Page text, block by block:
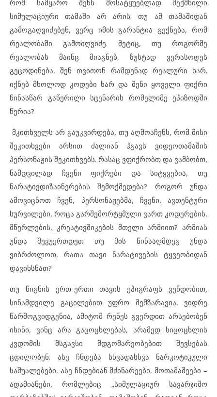
რომ სამყარო შენს მოსატყუებლად შექმნილი
სიმულაციური თამაში არ არის. თუ ამ თამაშიდან
გამოგაღვიძებენ, ვერც იმის გარანტია გექნება, რომ
რეალობაში გამოიღვიძე. მეტიც, თუ როგორმე
რეალობას მაინც მიაგნებ, ზუსტად ვერასოდეს
გეცოდინება, შენ თვითონ რამდენად რეალური ხარ.
იქნებ მხოლოდ კოდები ხარ და შენი ყოველი ფიქრი
წინასწარ გაწერილი სცენარის რომელიმე ეპიზოდში
წერია?
მკითხველს არ გაუკვირდება, თუ აღმოაჩენს, რომ მისი
შეკითხვები არსით ძალიან ჰგავს ვიდეოთამაშის
პერსონაჟის შეკითხვებს. რასაც ვფიქრობთ და ვამბობთ,
ნამდვილად ჩვენი ფიქრები და სიტყვებია, თუ
ნარატივდიზაინერების შემოქმედება? როგორ უნდა
ამოვიცნოთ ჩვენ, პერსონაჟებმა, ჩვენი, ავთენტური
სურვილები, როცა გარშემორტყმული ვართ კოდერების,
მწერლების, კრეატივშიკების მთელი არმიით? არმიას
უნდა შევუერთდეთ თუ მის წინააღმდეგ უნდა
ვიბრძოლოთ, რათა თავი ნარატივების ტყვეობიდან
დავიხსნათ?
თუ წიგნის ერთ-ერთი თავის ეპიგრაფს ვენდობით,
სინამდვილე გაცილებით უფრო შემზარავია, ვიდრე
წარმოგვიდგენია, ამიტომ რენეს გვერდით არსებობენ
ისინი, ვინც არა გაცოცხლებას, არამედ სიცოცხლის
კვდომის მსგავსი მდგომარეობებით შევსებას
ცდილობენ. ასე ჩნდება სხვადასხვა ნარკოტიკული
საშუალებები, ასე ჩნდებიან მძინარეები, მოთამაშეები –
ადამიანები, რომლებიც „სიმულაციურ სავარჯიშო